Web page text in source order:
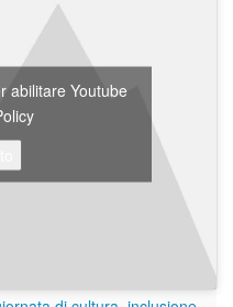
abilitare Youtube